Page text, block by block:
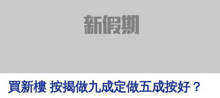
理
財
買新樓 按揭做九成定做五成按好？